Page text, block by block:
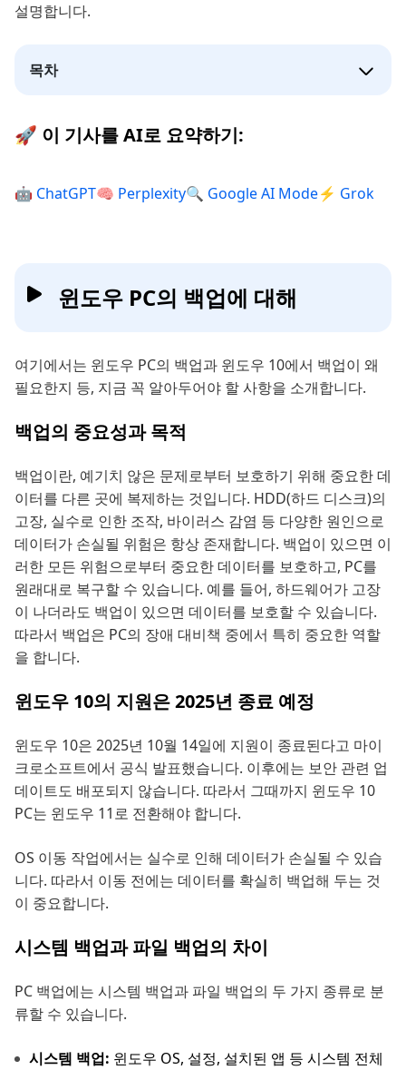
설명합니다.
목차
🚀 이 기사를 AI로 요약하기:
🤖 ChatGPT🧠 Perplexity🔍 Google AI Mode⚡ Grok
윈도우 PC의 백업에 대해
여기에서는 윈도우 PC의 백업과 윈도우 10에서 백업이 왜
필요한지 등, 지금 꼭 알아두어야 할 사항을 소개합니다.
백업의 중요성과 목적
백업이란, 예기치 않은 문제로부터 보호하기 위해 중요한 데
이터를 다른 곳에 복제하는 것입니다. HDD(하드 디스크)의
고장, 실수로 인한 조작, 바이러스 감염 등 다양한 원인으로
데이터가 손실될 위험은 항상 존재합니다. 백업이 있으면 이
러한 모든 위험으로부터 중요한 데이터를 보호하고, PC를
원래대로 복구할 수 있습니다. 예를 들어, 하드웨어가 고장
이 나더라도 백업이 있으면 데이터를 보호할 수 있습니다.
따라서 백업은 PC의 장애 대비책 중에서 특히 중요한 역할
을 합니다.
윈도우 10의 지원은 2025년 종료 예정
윈도우 10은 2025년 10월 14일에 지원이 종료된다고 마이
크로소프트에서 공식 발표했습니다. 이후에는 보안 관련 업
데이트도 배포되지 않습니다. 따라서 그때까지 윈도우 10
PC는 윈도우 11로 전환해야 합니다.
OS 이동 작업에서는 실수로 인해 데이터가 손실될 수 있습
니다. 따라서 이동 전에는 데이터를 확실히 백업해 두는 것
이 중요합니다.
시스템 백업과 파일 백업의 차이
PC 백업에는 시스템 백업과 파일 백업의 두 가지 종류로 분
류할 수 있습니다.
시스템 백업: 윈도우 OS, 설정, 설치된 앱 등 시스템 전체